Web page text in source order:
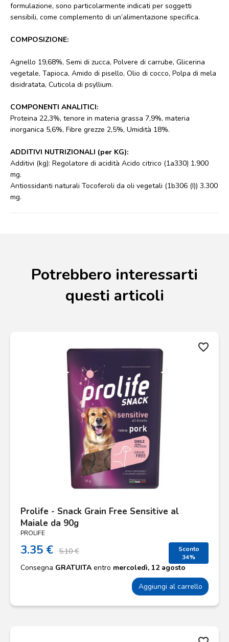
formulazione, sono particolarmente indicati per soggetti
sensibili, come complemento di un’alimentazione specifica.
COMPOSIZIONE:
Agnello 19,68%, Semi di zucca, Polvere di carrube, Glicerina
vegetale, Tapioca, Amido di pisello, Olio di cocco, Polpa di mela
disidratata, Cuticola di psyllium.
COMPONENTI ANALITICI:
Proteina 22,3%, tenore in materia grassa 7,9%, materia
inorganica 5,6%, Fibre grezze 2,5%, Umidità 18%.
ADDITIVI NUTRIZIONALI (per KG):
Additivi (kg): Regolatore di acidità Acido citrico (1a330) 1.900
mg.
Antiossidanti naturali Tocoferoli da oli vegetali (1b306 (I)) 3.300
mg.
Potrebbero interessarti
questi articoli
favorite_border
Prolife - Snack Grain Free Sensitive al
Maiale da 90g
PROLIFE
3.35 € 5.10 €
Sconto
34%
Consegna GRATUITA entro mercoledì, 12 agosto
Aggiungi al carrello